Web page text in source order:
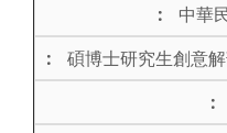
中華
碩博士研究生創意